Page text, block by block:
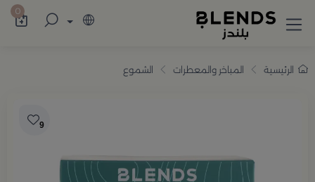
تسوّق من بلندز تشكيلة تضم ترامس القهوة 0
الرئيسية المباخر والمعطرات الشموع
9